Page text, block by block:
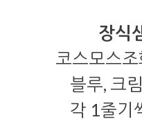
장식
코스모스
블루, 크
각 1줄기